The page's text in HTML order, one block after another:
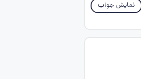
نمایش جواب